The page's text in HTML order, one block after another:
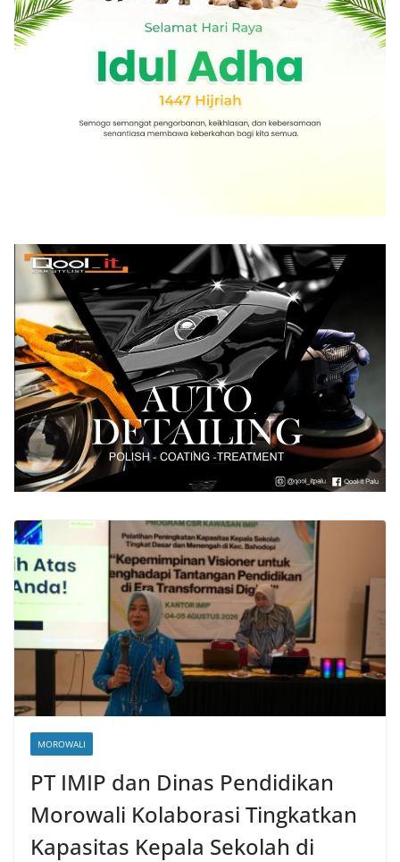
MOROWALI
PT IMIP dan Dinas Pendidikan
Morowali Kolaborasi Tingkatkan
Kapasitas Kepala Sekolah di